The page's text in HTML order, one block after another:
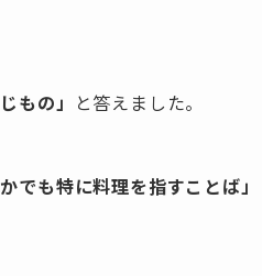
もの」 と答えました。
でも特に料理を指すことば」